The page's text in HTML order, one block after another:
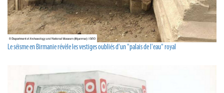
Le séisme en Birmanie révèle les vestiges oubliés d'un "palais de l'eau" royal